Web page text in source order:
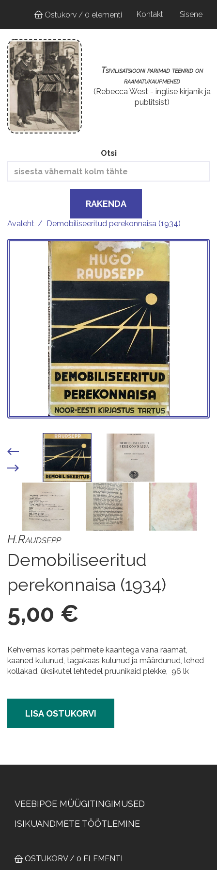
juurde
User
account
Kontakt Sisene
Ostukorv / 0 elementi
Tsivilisatsiooni parimad teenrid on
raamatukaupmehed
(Rebecca West - inglise kirjanik ja
publitsist)
Otsi
RAKENDA
Avaleht Demobiliseeritud perekonnaisa (1934)
H.Raudsepp
Demobiliseeritud
perekonnaisa (1934)
5,00 €
Kehvemas korras pehmete kaantega vana raamat,
kaaned kulunud, tagakaas kulunud ja määrdunud, lehed
kollakad, üksikutel lehtedel pruunikaid plekke, 96 lk
LISA OSTUKORVI
MÜÜGITINGIMUSED
VEEBIPOE MÜÜGITINGIMUSED
ISIKUANDMETE TÖÖTLEMINE
OSTUKORV / 0 ELEMENTI